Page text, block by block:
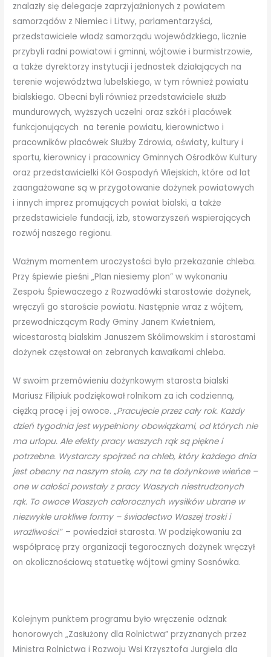
znalazły się delegacje zaprzyjaźnionych z powiatem
samorządów z Niemiec i Litwy, parlamentarzyści,
przedstawiciele władz samorządu wojewódzkiego, licznie
przybyli radni powiatowi i gminni, wójtowie i burmistrzowie,
a także dyrektorzy instytucji i jednostek działających na
terenie województwa lubelskiego, w tym również powiatu
bialskiego. Obecni byli również przedstawiciele służb
mundurowych, wyższych uczelni oraz szkół i placówek
funkcjonujących na terenie powiatu, kierownictwo i
pracowników placówek Służby Zdrowia, oświaty, kultury i
sportu, kierownicy i pracownicy Gminnych Ośrodków Kultury
oraz przedstawicielki Kół Gospodyń Wiejskich, które od lat
zaangażowane są w przygotowanie dożynek powiatowych
i innych imprez promujących powiat bialski, a także
przedstawiciele fundacji, izb, stowarzyszeń wspierających
rozwój naszego regionu.
Ważnym momentem uroczystości było przekazanie chleba.
Przy śpiewie pieśni „Plan niesiemy plon” w wykonaniu
Zespołu Śpiewaczego z Rozwadówki starostowie dożynek,
wręczyli go staroście powiatu. Następnie wraz z wójtem,
przewodniczącym Rady Gminy Janem Kwietniem,
wicestarostą bialskim Januszem Skólimowskim i starostami
dożynek częstował on zebranych kawałkami chleba.
W swoim przemówieniu dożynkowym starosta bialski
Mariusz Filipiuk podziękował rolnikom za ich codzienną,
ciężką pracę i jej owoce. „Pracujecie przez cały rok. Każdy
dzień tygodnia jest wypełniony obowiązkami, od których nie
ma urlopu. Ale efekty pracy waszych rąk są piękne i
potrzebne. Wystarczy spojrzeć na chleb, który każdego dnia
jest obecny na naszym stole, czy na te dożynkowe wieńce –
one w całości powstały z pracy Waszych niestrudzonych
rąk. To owoce Waszych całorocznych wysiłków ubrane w
niezwykle urokliwe formy – świadectwo Waszej troski i
wrażliwości.” – powiedział starosta. W podziękowaniu za
współpracę przy organizacji tegorocznych dożynek wręczył
on okolicznościową statuetkę wójtowi gminy Sosnówka.
Kolejnym punktem programu było wręczenie odznak
honorowych „Zasłużony dla Rolnictwa” przyznanych przez
Ministra Rolnictwa i Rozwoju Wsi Krzysztofa Jurgiela dla